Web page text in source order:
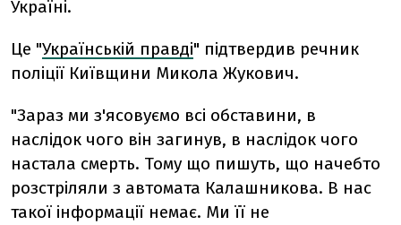
Україні.
Це "Українській правді" підтвердив речник
поліції Київщини Микола Жукович.
"Зараз ми з'ясовуємо всі обставини, в
наслідок чого він загинув, в наслідок чого
настала смерть. Тому що пишуть, що начебто
розстріляли з автомата Калашникова. В нас
такої інформації немає. Ми її не